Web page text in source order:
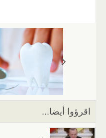
k
er
e
er
اقرؤوا أيضا...